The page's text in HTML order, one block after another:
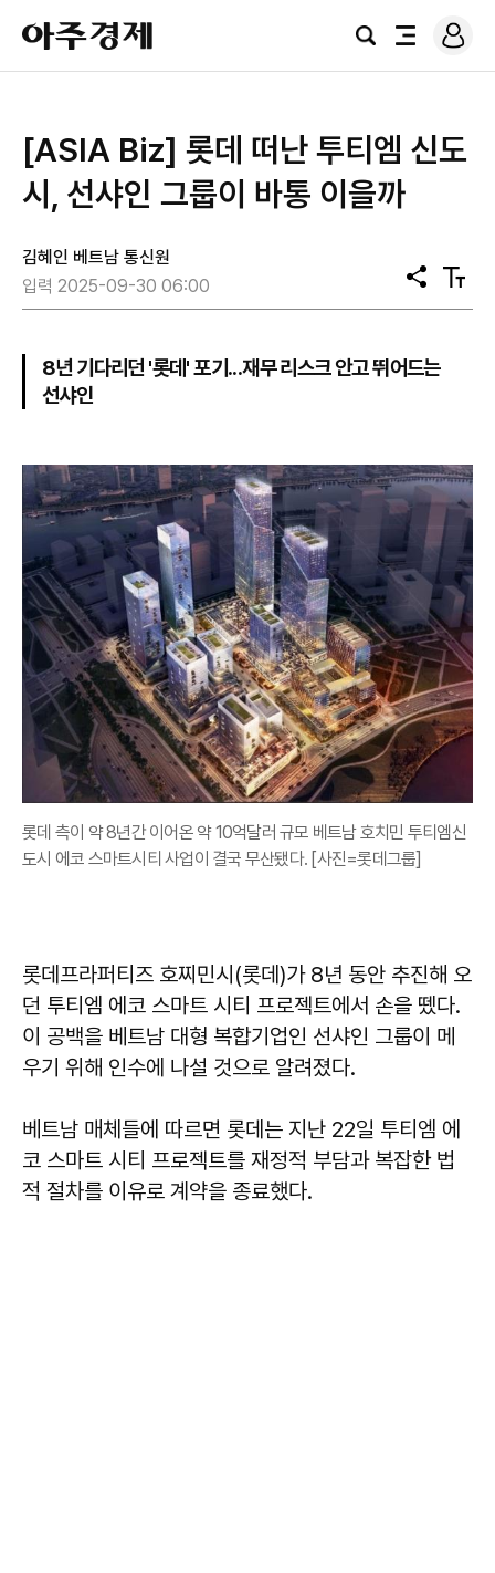
아
주
경
검
전
로
그
[ASIA Biz] 롯데 떠난 투티엠 신도
시, 선샤인 그룹이 바통 이을까
김혜인 베트남 통신원
입력 2025-09-30 06:00
공
유
텍
스
8년 기다리던 '롯데' 포기...재무 리스크 안고 뛰어드는
선샤인
롯데 측이 약 8년간 이어온 약 10억달러 규모 베트남 호치민 투티엠신
도시 에코 스마트시티 사업이 결국 무산됐다. [사진=롯데그룹]
롯데프라퍼티즈 호찌민시(롯데)가 8년 동안 추진해 오
던 투티엠 에코 스마트 시티 프로젝트에서 손을 뗐다.
이 공백을 베트남 대형 복합기업인 선샤인 그룹이 메
우기 위해 인수에 나설 것으로 알려졌다.
베트남 매체들에 따르면 롯데는 지난 22일 투티엠 에
코 스마트 시티 프로젝트를 재정적 부담과 복잡한 법
적 절차를 이유로 계약을 종료했다.